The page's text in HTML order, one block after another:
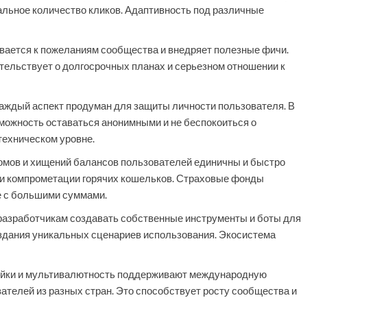
количество кликов. Адаптивность под различные
к пожеланиям сообщества и внедряет полезные фичи.
о долгосрочных планах и серьезном отношении к
аспект продуман для защиты личности пользователя. В
оставаться анонимными и не беспокоиться о
уровне.
и хищений балансов пользователей единичны и быстро
компрометации горячих кошельков. Страховые фонды
с большими суммами.
создавать собственные инструменты и боты для
уникальных сценариев использования. Экосистема
и мультивалютность поддерживают международную
из разных стран. Это способствует росту сообщества и